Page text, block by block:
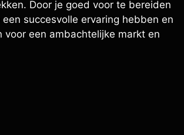
Door je goed voor te bereiden
succesvolle ervaring hebben en
voor een ambachtelijke markt en